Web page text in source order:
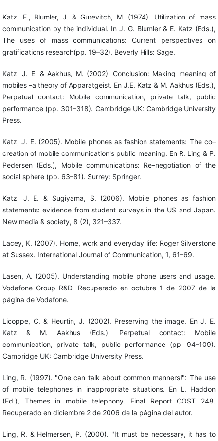
Katz, E., Blumler, J. & Gurevitch, M. (1974). Utilization of mass
communication by the individual. In J. G. Blumler & E. Katz (Eds.),
The uses of mass communications: Current perspectives on
gratifications research(pp. 19–32). Beverly Hills: Sage.
Katz, J. E. & Aakhus, M. (2002). Conclusion: Making meaning of
mobiles –a theory of Apparatgeist. En J.E. Katz & M. Aakhus (Eds.),
Perpetual contact: Mobile communication, private talk, public
performance (pp. 301–318). Cambridge UK: Cambridge University
Press.
Katz, J. E. (2005). Mobile phones as fashion statements: The co–
creation of mobile communication's public meaning. En R. Ling & P.
Pedersen (Eds.), Mobile communications: Re–negotiation of the
social sphere (pp. 63–81). Surrey: Springer.
Katz, J. E. & Sugiyama, S. (2006). Mobile phones as fashion
statements: evidence from student surveys in the US and Japan.
New media & society, 8 (2), 321–337.
Lacey, K. (2007). Home, work and everyday life: Roger Silverstone
at Sussex. International Journal of Communication, 1, 61–69.
Lasen, A. (2005). Understanding mobile phone users and usage.
Vodafone Group R&D. Recuperado en octubre 1 de 2007 de la
página de Vodafone.
Licoppe, C. & Heurtin, J. (2002). Preserving the image. En J. E.
Katz & M. Aakhus (Eds.), Perpetual contact: Mobile
communication, private talk, public performance (pp. 94–109).
Cambridge UK: Cambridge University Press.
Ling, R. (1997). "One can talk about common manners!": The use
of mobile telephones in inappropriate situations. En L. Haddon
(Ed.), Themes in mobile telephony. Final Report COST 248.
Recuperado en diciembre 2 de 2006 de la página del autor.
Ling, R. & Helmersen, P. (2000). "It must be necessary, it has to